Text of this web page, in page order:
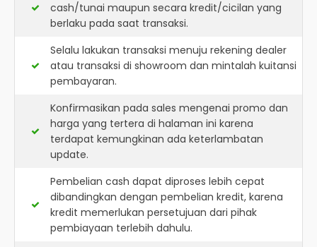
cash/tunai maupun secara kredit/cicilan yang
berlaku pada saat transaksi.
Selalu lakukan transaksi menuju rekening dealer
atau transaksi di showroom dan mintalah kuitansi
pembayaran.
Konfirmasikan pada sales mengenai promo dan
harga yang tertera di halaman ini karena
terdapat kemungkinan ada keterlambatan
update.
Pembelian cash dapat diproses lebih cepat
dibandingkan dengan pembelian kredit, karena
kredit memerlukan persetujuan dari pihak
pembiayaan terlebih dahulu.